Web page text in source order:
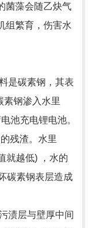
菌藻会随乙炔气
组繁育，伤害水
是碳素钢，其表
素钢渗入水里
池充电锂电池。
残渣。水里
就越低) ，水的
碳素钢表层造成
渍层与壁厚中间